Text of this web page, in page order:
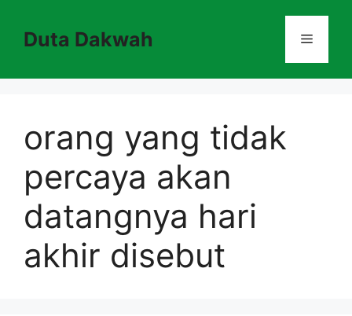
contentDuta Dakwah Menu
orang yang tidak
percaya akan
datangnya hari
akhir disebut